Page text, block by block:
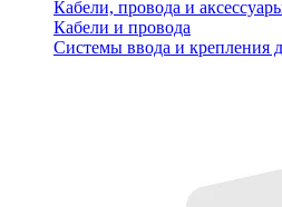
Кабели, провода и
Кабели и провода
Системы ввода и крепления